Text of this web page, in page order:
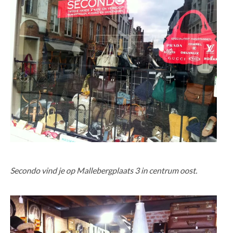
Secondo vind je op Mallebergplaats 3 in centrum oost.